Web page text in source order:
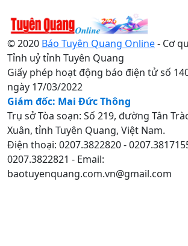
© 2020 Báo Tuyên Quang Online- Cơ
Tỉnh uỷ tỉnh Tuyên Quang
Giấy phép hoạt động báo điện tử số
ngày 17/03/2022
Giám đốc: Mai Đức Thông
Trụ sở Tòa soạn: Số 219, đường Tân
Xuân, tỉnh Tuyên Quang, Việt Nam.
Điện thoại: 0207.3822820 -
0207.3822821 - Email:
baotuyenquang.com.vn@gmail.com